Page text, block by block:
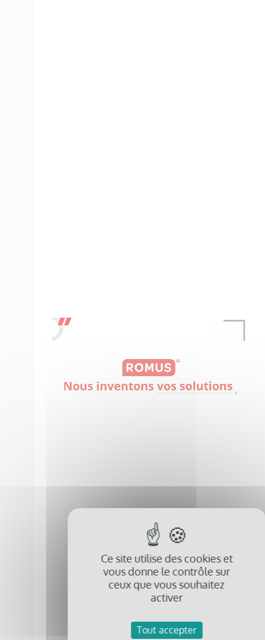
Ce site utilise des cookies et
vous donne le contrôle sur
ceux que vous souhaitez
activer
Tout accepter